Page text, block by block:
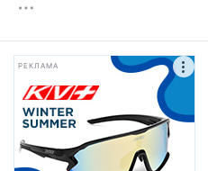
РЕКЛАМА